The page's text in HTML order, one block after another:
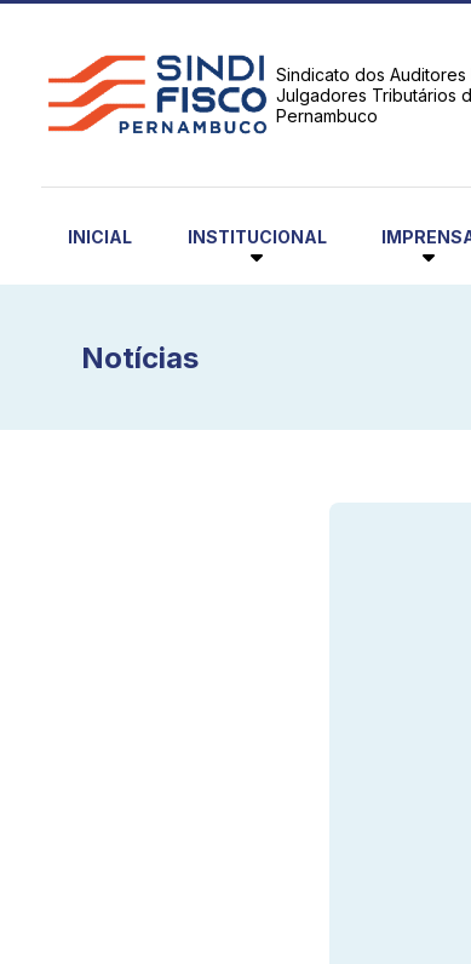
Sindicato dos Auditores
Julgadores Tributários
Pernambuco
INICIAL INSTITUCIONAL
Notícias